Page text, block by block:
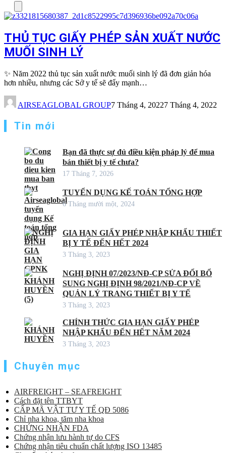
THỦ TỤC GIẤY PHÉP SẢN XUẤT NƯỚC
MUỐI SINH LÝ
✨ Năm 2022 thủ tục sản xuất nước muối sinh lý đã đơn giản hóa
hơn nhiều, nhưng các Sở y tế sẽ đẩy mạnh…
AIRSEAGLOBAL GROUP7 Tháng 4, 20227 Tháng 4, 2022
Tin mới
Bạn đã thực sự đủ điều kiện pháp lý để mua
bán thiết bị y tế chưa?
17 Tháng 7, 2026
TUYỂN DỤNG KẾ TOÁN TỔNG HỢP
6 Tháng mười một, 2024
GIA HẠN GIẤY PHÉP NHẬP KHẨU THIẾT
BỊ Y TẾ ĐẾN HẾT 2024
3 Tháng 3, 2023
NGHỊ ĐỊNH 07/2023/NĐ-CP SỬA ĐỔI BỔ
SUNG NGHỊ ĐỊNH 98/2021/NĐ-CP VỀ
QUẢN LÝ TRANG THIẾT BỊ Y TẾ
3 Tháng 3, 2023
CHÍNH THỨC GIA HẠN GIẤY PHÉP
NHẬP KHẨU ĐẾN HẾT NĂM 2024
3 Tháng 3, 2023
Chuyên mục
AIRFREIGHT – SEAFREIGHT
Cách đặt tên TTBYT
CẤP MÃ VẬT TƯ Y TẾ QĐ 5086
Chỉ nha khoa, tăm nha khoa
CHỨNG NHẬN FDA
Chứng nhận lưu hành tự do CFS
Chứng nhận tiêu chuẩn chất lượng ISO 13485